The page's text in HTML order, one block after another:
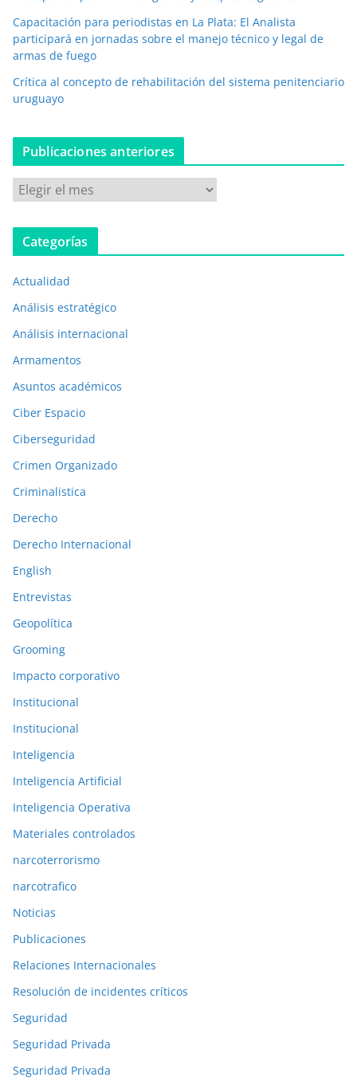
c
Capacitación para periodistas en La Plata: El Analista
participará en jornadas sobre el manejo técnico y legal de
armas de fuego
Crítica al concepto de rehabilitación del sistema penitenciario
uruguayo
Publicaciones anteriores
u
b
c
a
c
o
n
e
a
n
t
r
i
o
e
s
Categorías
Actualidad
Análisis estratégico
Análisis internacional
Armamentos
Asuntos académicos
Ciber Espacio
Ciberseguridad
Crimen Organizado
Criminalistica
Derecho
Derecho Internacional
English
Entrevistas
Geopolítica
Grooming
Impacto corporativo
Institucional
Institucional
Inteligencia
Inteligencia Artificial
Inteligencia Operativa
Materiales controlados
narcoterrorismo
narcotrafico
Noticias
Publicaciones
Relaciones Internacionales
Resolución de incidentes críticos
Seguridad
Seguridad Privada
Seguridad Privada